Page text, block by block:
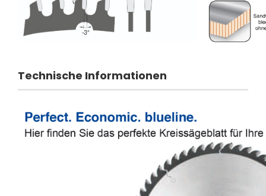
Technische Informationen